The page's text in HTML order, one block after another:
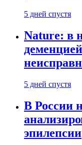
5 дней спустя
Nature: в
5 дней спустя
В России
эпилепсии